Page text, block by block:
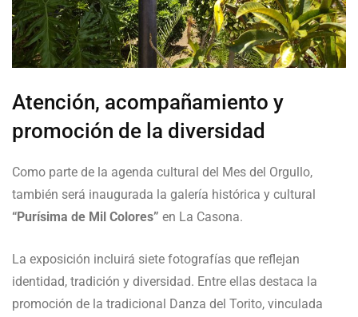
Atención, acompañamiento y
promoción de la diversidad
Como parte de la agenda cultural del Mes del Orgullo,
también será inaugurada la galería histórica y cultural
“Purísima de Mil Colores” en La Casona.
La exposición incluirá siete fotografías que reflejan
identidad, tradición y diversidad. Entre ellas destaca la
promoción de la tradicional Danza del Torito, vinculada